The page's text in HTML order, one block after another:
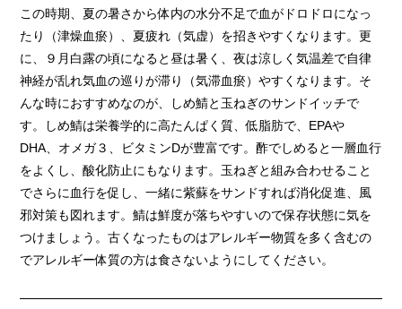
この時期、夏の暑さから体内の水分不足で血がドロドロになっ
たり（津燥血瘀）、夏疲れ（気虚）を招きやすくなります。更
に、９月白露の頃になると昼は暑く、夜は涼しく気温差で自律
神経が乱れ気血の巡りが滞り（気滞血瘀）やすくなります。そ
んな時におすすめなのが、しめ鯖と玉ねぎのサンドイッチで
す。しめ鯖は栄養学的に高たんぱく質、低脂肪で、EPAや
DHA、オメガ３、ビタミンDが豊富です。酢でしめると一層血行
をよくし、酸化防止にもなります。玉ねぎと組み合わせること
でさらに血行を促し、一緒に紫蘇をサンドすれば消化促進、風
邪対策も図れます。鯖は鮮度が落ちやすいので保存状態に気を
つけましょう。古くなったものはアレルギー物質を多く含むの
でアレルギー体質の方は食さないようにしてください。